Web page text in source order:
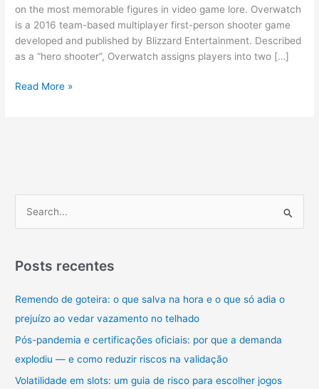
on the most memorable figures in video game lore. Overwatch
is a 2016 team-based multiplayer first-person shooter game
developed and published by Blizzard Entertainment. Described
as a “hero shooter”, Overwatch assigns players into two […]
55
Read More »
q
i
s
a
r
p
Posts recentes
Remendo de goteira: o que salva na hora e o que só adia o
prejuízo ao vedar vazamento no telhado
Pós-pandemia e certificações oficiais: por que a demanda
explodiu — e como reduzir riscos na validação
Volatilidade em slots: um guia de risco para escolher jogos